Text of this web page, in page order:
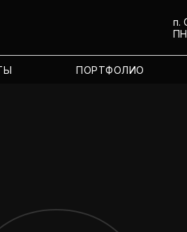
п.
ПОРТФОЛИО